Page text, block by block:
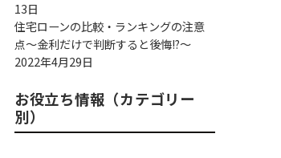
13日
住宅ローンの比較・ランキングの注意
点～金利だけで判断すると後悔!?～
2022年4月29日
お役立ち情報（カテゴリー
別）